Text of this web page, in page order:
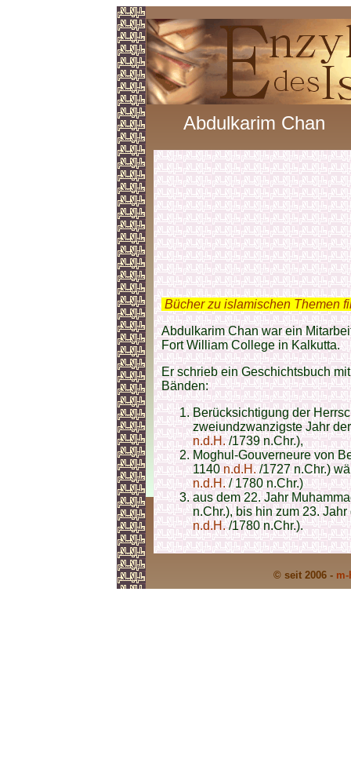
Abdulkarim Chan
Bücher zu islamischen Themen
Abdulkarim Chan war ein
Fort William College in Kalkutta.
Er schrieb ein Geschichtsbuch
Bänden:
Berücksichtigung der
zweiundzwanzigste Jahr
n.d.H./1739 n.Chr.),
Moghul-Gouverneure von
1140n.d.H./1727 n.Chr.)
n.d.H./ 1780 n.Chr.)
aus dem 22. Jahr
n.Chr.), bis hin zum 23.
n.d.H./1780 n.Chr.).
© seit 2006 -